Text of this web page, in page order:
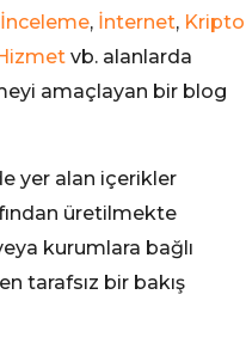
İnceleme, İnternet, Kripto
vb. alanlarda
amaçlayan bir blog
yer alan içerikler
üretilmekte
kurumlara bağlı
tarafsız bir bakış